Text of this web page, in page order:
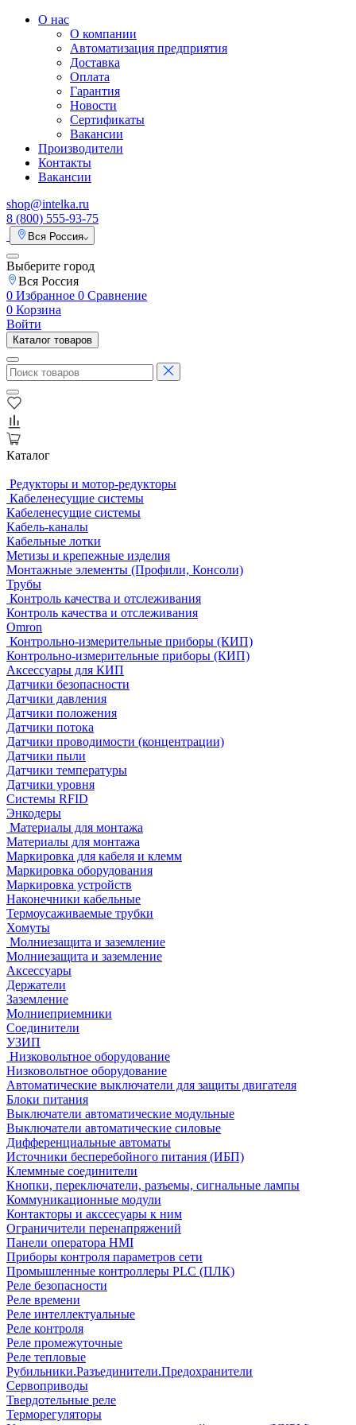
О нас
О компании
Автоматизация предприятия
Доставка
Оплата
Гарантия
Новости
Сертификаты
Вакансии
Производители
Контакты
Вакансии
shop@intelka.ru
8 (800) 555-93-75
Вся Россия
Выберите город
Вся Россия
0 Избранное 0 Сравнение
0 Корзина
Войти
Каталог товаров
Каталог
Редукторы и мотор-редукторы
Кабеленесущие системы
Кабеленесущие системы
Кабель-каналы
Кабельные лотки
Метизы и крепежные изделия
Монтажные элементы (Профили, Консоли)
Трубы
Контроль качества и отслеживания
Контроль качества и отслеживания
Omron
Контрольно-измерительные приборы (КИП)
Контрольно-измерительные приборы (КИП)
Аксессуары для КИП
Датчики безопасности
Датчики давления
Датчики положения
Датчики потока
Датчики проводимости (концентрации)
Датчики пыли
Датчики температуры
Датчики уровня
Системы RFID
Энкодеры
Материалы для монтажа
Материалы для монтажа
Маркировка для кабеля и клемм
Маркировка оборудования
Маркировка устройств
Наконечники кабельные
Термоусаживаемые трубки
Хомуты
Молниезащита и заземление
Молниезащита и заземление
Аксессуары
Держатели
Заземление
Молниеприемники
Соединители
УЗИП
Низковольтное оборудование
Низковольтное оборудование
Автоматические выключатели для защиты двигателя
Блоки питания
Выключатели автоматические модульные
Выключатели автоматические силовые
Дифференциальные автоматы
Источники бесперебойного питания (ИБП)
Клеммные соединители
Кнопки, переключатели, разъемы, сигнальные лампы
Коммуникационные модули
Контакторы и акссесуары к ним
Ограничители перенапряжений
Панели оператора HMI
Приборы контроля параметров сети
Промышленные контроллеры PLC (ПЛК)
Реле безопасности
Реле времени
Реле интеллектуальные
Реле контроля
Реле промежуточные
Реле тепловые
Рубильники.Разъединители.Предохранители
Сервоприводы
Твердотельные реле
Терморегуляторы